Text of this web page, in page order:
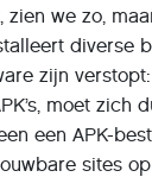
we zo,
diverse
zijn
moet zich
een APK-
sites